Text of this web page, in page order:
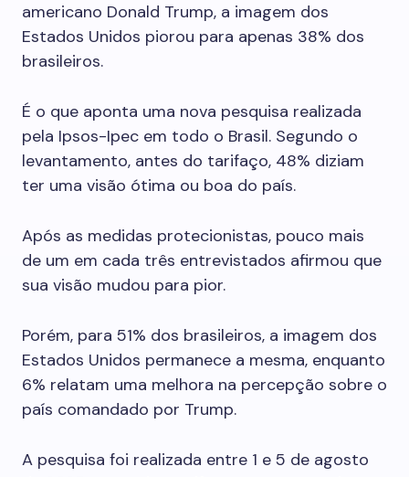
americano Donald Trump, a imagem dos
Estados Unidos piorou para apenas 38% dos
brasileiros.
É o que aponta uma nova pesquisa realizada
pela Ipsos-Ipec em todo o Brasil. Segundo o
levantamento, antes do tarifaço, 48% diziam
ter uma visão ótima ou boa do país.
Após as medidas protecionistas, pouco mais
de um em cada três entrevistados afirmou que
sua visão mudou para pior.
Porém, para 51% dos brasileiros, a imagem dos
Estados Unidos permanece a mesma, enquanto
6% relatam uma melhora na percepção sobre o
país comandado por Trump.
A pesquisa foi realizada entre 1 e 5 de agosto